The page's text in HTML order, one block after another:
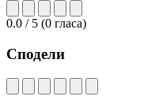
0.0 / 5 (0 гласа)
Сподели